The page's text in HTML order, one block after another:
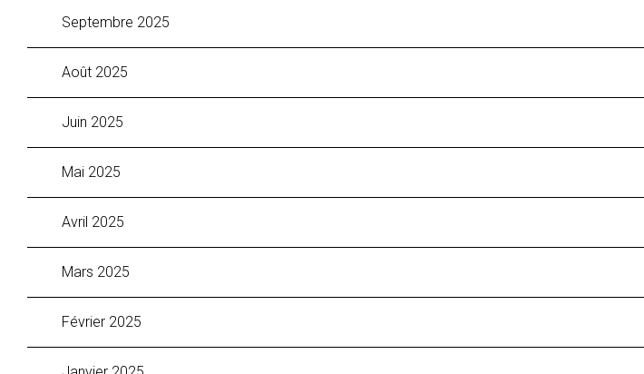
septembre 2025
août 2025
juin 2025
mai 2025
avril 2025
mars 2025
février 2025